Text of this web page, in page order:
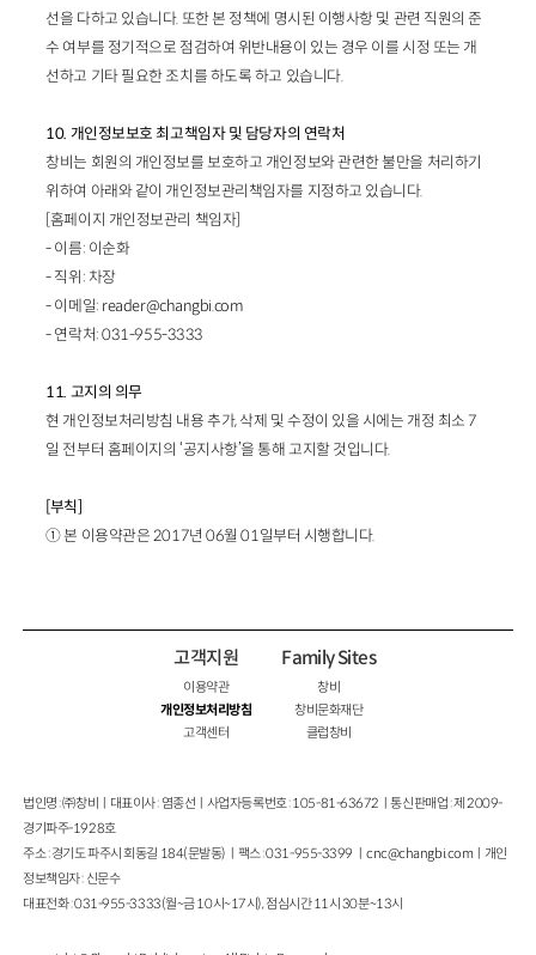
선을 다하고 있습니다. 또한 본 정책에 명시된 이행사항 및 관련 직원의 준
수 여부를 정기적으로 점검하여 위반내용이 있는 경우 이를 시정 또는 개
선하고 기타 필요한 조치를 하도록 하고 있습니다.
10. 개인정보보호 최고책임자 및 담당자의 연락처
창비는 회원의 개인정보를 보호하고 개인정보와 관련한 불만을 처리하기
위하여 아래와 같이 개인정보관리책임자를 지정하고 있습니다.
[홈페이지 개인정보관리 책임자]
- 이름: 이순화
- 직위: 차장
- 이메일: reader@changbi.com
- 연락처: 031-955-3333
11. 고지의 의무
현 개인정보처리방침 내용 추가, 삭제 및 수정이 있을 시에는 개정 최소 7
일 전부터 홈페이지의 ‘공지사항’을 통해 고지할 것입니다.
[부칙]
① 본 이용약관은 2017년 06월 01일부터 시행합니다.
고객지원
이용약관
개인정보처리방침
고객센터
Family Sites
창비
창비문화재단
클럽창비
법인명 : ㈜창비ㅣ대표이사 : 염종선ㅣ사업자등록번호 : 105-81-63672ㅣ통신판매업 : 제 2009-
경기파주-1928호
주소 : 경기도 파주시 회동길 184(문발동)ㅣ팩스 : 031-955-3399 ㅣcnc@changbi.com ㅣ개인
정보책임자 : 신문수
대표전화 : 031-955-3333(월~금 10시~17시), 점심시간 11시 30분~13시